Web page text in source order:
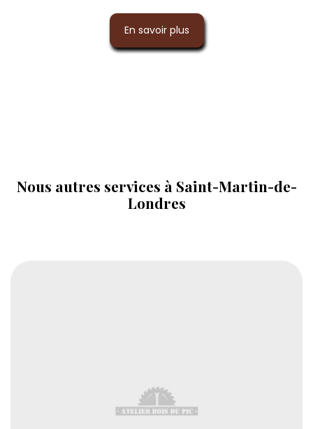
En savoir plus
Nous autres services à Saint-Martin-de-
Londres